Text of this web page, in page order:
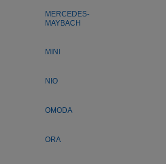
MERCEDES-
MAYBACH
MINI
NIO
OMODA
ORA